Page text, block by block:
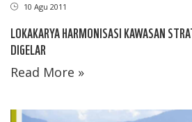
10 Agu 2011
LOKAKARYA HARMONISASI KAWASAN
DIGELAR
Read More »